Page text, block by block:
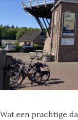
Wat een prachtige